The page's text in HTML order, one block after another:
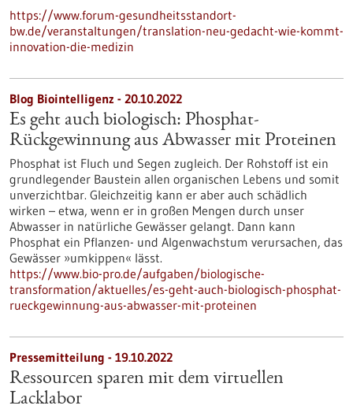
https://www.forum-gesundheitsstandort-
bw.de/veranstaltungen/translation-neu-gedacht-wie-kommt-
innovation-die-medizin
Blog Biointelligenz - 20.10.2022
Es geht auch biologisch: Phosphat-
Rückgewinnung aus Abwasser mit Proteinen
Phosphat ist Fluch und Segen zugleich. Der Rohstoff ist ein
grundlegender Baustein allen organischen Lebens und somit
unverzichtbar. Gleichzeitig kann er aber auch schädlich
wirken – etwa, wenn er in großen Mengen durch unser
Abwasser in natürliche Gewässer gelangt. Dann kann
Phosphat ein Pflanzen- und Algenwachstum verursachen, das
Gewässer »umkippen« lässt.
https://www.bio-pro.de/aufgaben/biologische-
transformation/aktuelles/es-geht-auch-biologisch-phosphat-
rueckgewinnung-aus-abwasser-mit-proteinen
Pressemitteilung - 19.10.2022
Ressourcen sparen mit dem virtuellen
Lacklabor